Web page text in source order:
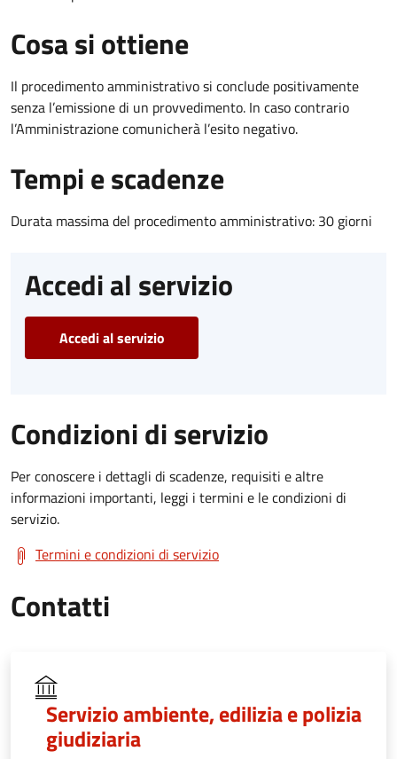
Cosa si ottiene
Il procedimento amministrativo si conclude positivamente
senza l’emissione di un provvedimento. In caso contrario
l’Amministrazione comunicherà l’esito negativo.
Tempi e scadenze
Durata massima del procedimento amministrativo: 30 giorni
Accedi al servizio
Accedi al servizio
Condizioni di servizio
Per conoscere i dettagli di scadenze, requisiti e altre
informazioni importanti, leggi i termini e le condizioni di
servizio.
Termini e condizioni di servizio
Contatti
Servizio ambiente, edilizia e polizia
giudiziaria